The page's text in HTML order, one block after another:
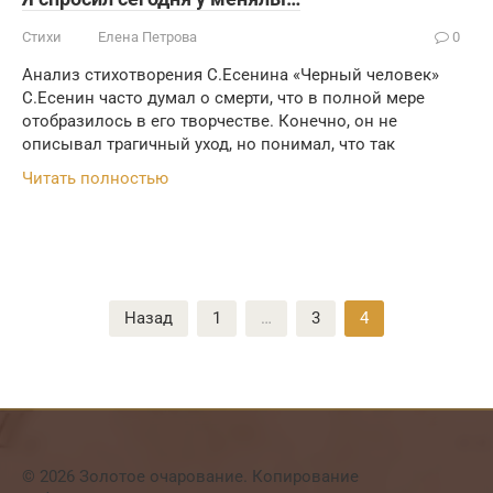
Стихи Елена Петрова 0
Анализ стихотворения С.Есенина «Черный человек»
С.Есенин часто думал о смерти, что в полной мере
отобразилось в его творчестве. Конечно, он не
описывал трагичный уход, но понимал, что так
Читать полностью
Назад 1 … 3 4
© 2026 Золотое очарование. Копирование